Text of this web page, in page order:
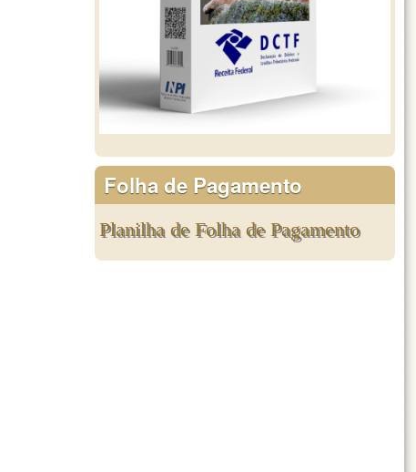
Folha de Pagamento
Planilha de Folha de Pagamento